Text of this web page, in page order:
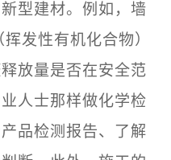
型建材。例如，墙
发性有机化合物）
放量是否在安全范
人士那样做化学检
品检测报告、了解